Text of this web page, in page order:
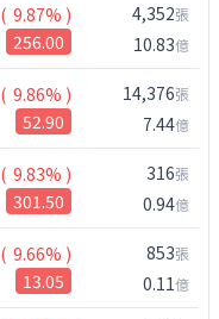
( 9.87% )
256.00
4,352張
10.83億
( 9.86% )
52.90
14,376張
7.44億
( 9.83% )
301.50
316張
0.94億
( 9.66% )
13.05
853張
0.11億